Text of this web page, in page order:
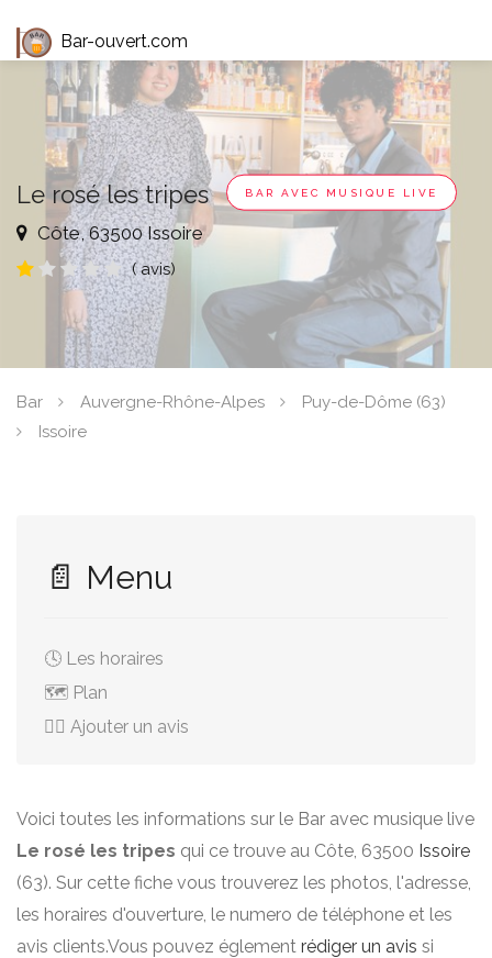
Bar-ouvert.com
Le rosé les tripes BAR AVEC MUSIQUE LIVE
Côte, 63500 Issoire
( avis)
Bar Auvergne-Rhône-Alpes
Puy-de-Dôme (63)
Issoire
📄 Menu
🕓 Les horaires
🗺️ Plan
✍🏻 Ajouter un avis
Voici toutes les informations sur le Bar avec musique live
Le rosé les tripes qui ce trouve au Côte, 63500 Issoire
(63). Sur cette fiche vous trouverez les photos, l'adresse,
les horaires d'ouverture, le numero de téléphone et les
avis clients.Vous pouvez églement rédiger un avis si